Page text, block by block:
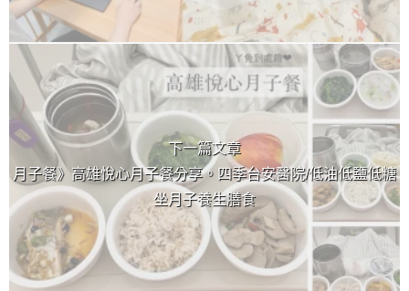
下一篇文章
月子餐》高雄悅心月子餐分享。四季台安醫院/低油低鹽低糖
坐月子養生膳食